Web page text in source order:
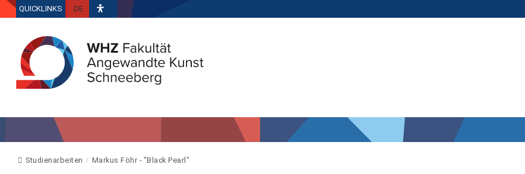
QUICKLINKS DE
Studienarbeiten Markus Föhr - "Black Pearl"